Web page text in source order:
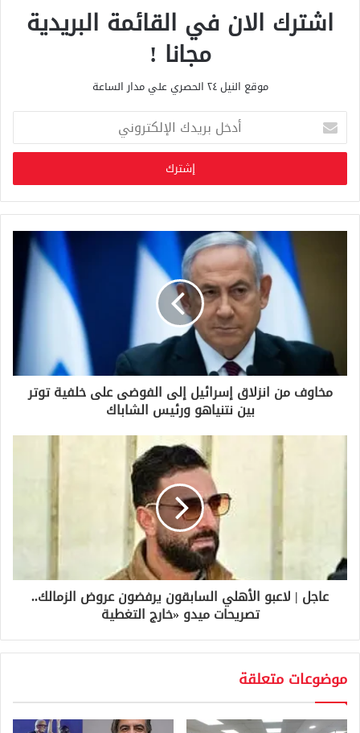
اشترك الان في القائمة البريدية
مجانا !
موقع النيل ٢٤ الحصري علي مدار الساعة
خ
ب
ر
ي
د
ر
مخاوف من انزلاق إسرائيل إلى الفوضى على خلفية توتر
بين نتنياهو ورئيس الشاباك
عاجل | لاعبو الأهلي السابقون يرفضون عروض الزمالك..
تصريحات ميدو «خارج التغطية
موضوعات متعلقة